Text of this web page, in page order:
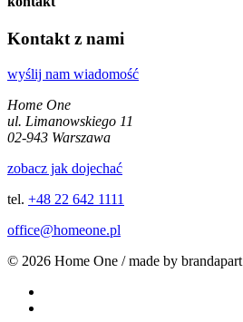
Kontakt z nami
wyślij nam wiadomość
Home One
ul. Limanowskiego 11
02-943 Warszawa
zobacz jak dojechać
tel. +48 22 642 1111
office@homeone.pl
© 2026 Home One / made by brandapart